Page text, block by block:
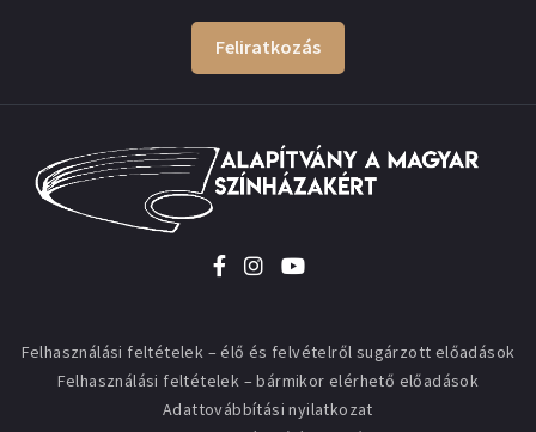
Feliratkozás
Felhasználási feltételek – élő és felvételről sugárzott előadások
Felhasználási feltételek – bármikor elérhető előadások
Adattovábbítási nyilatkozat